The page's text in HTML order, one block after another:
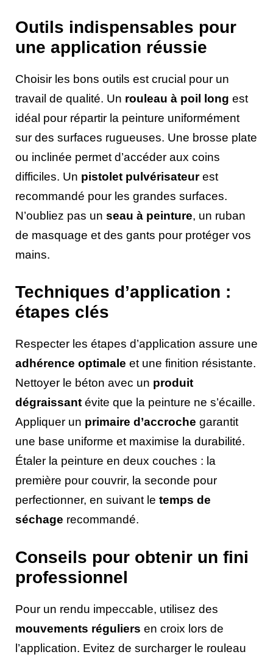
Outils indispensables pour
une application réussie
Choisir les bons outils est crucial pour un
travail de qualité. Un rouleau à poil long est
idéal pour répartir la peinture uniformément
sur des surfaces rugueuses. Une brosse plate
ou inclinée permet d’accéder aux coins
difficiles. Un pistolet pulvérisateurest
recommandé pour les grandes surfaces.
N’oubliez pas un seau à peinture, un ruban
de masquage et des gants pour protéger vos
mains.
Techniques d’application :
étapes clés
Respecter les étapes d’application assure une
adhérence optimale et une finition résistante.
Nettoyer le béton avec un produit
dégraissant évite que la peinture ne s’écaille.
Appliquer un primaire d’accroche garantit
une base uniforme et maximise la durabilité.
Étaler la peinture en deux couches : la
première pour couvrir, la seconde pour
perfectionner, en suivant le temps de
séchage recommandé.
Conseils pour obtenir un fini
professionnel
Pour un rendu impeccable, utilisez des
mouvements réguliers en croix lors de
l’application. Evitez de surcharger le rouleau